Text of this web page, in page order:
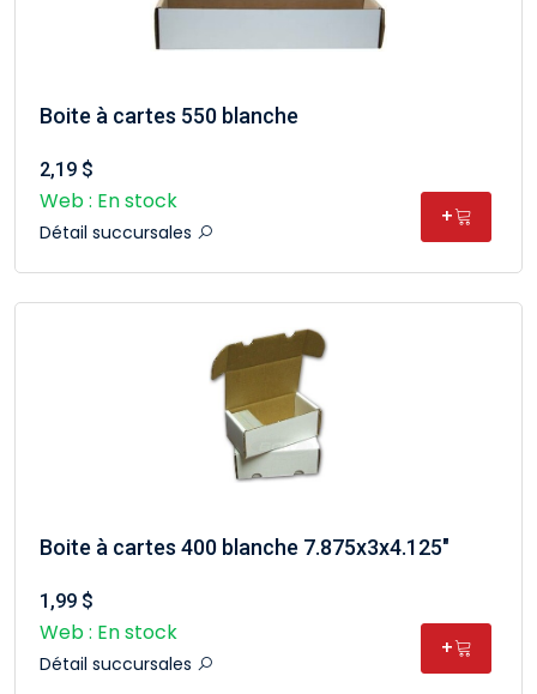
Boite à cartes 550 blanche
2,19 $
Web : En stock
Détail succursales
+
Boite à cartes 400 blanche 7.875x3x4.125"
1,99 $
Web : En stock
Détail succursales
+